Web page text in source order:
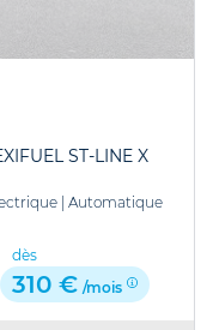
ST-LINE X
| Automatique
dès
310 € /mois